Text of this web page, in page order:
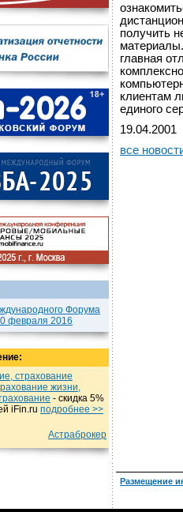
Форума
февраля 2016
страхование
жизни,
- cкидка 5%
iFin.ru подробнеe >>
Астраброкер
получить
главная
клиентам
единого
19.04.2001
все
Размещение